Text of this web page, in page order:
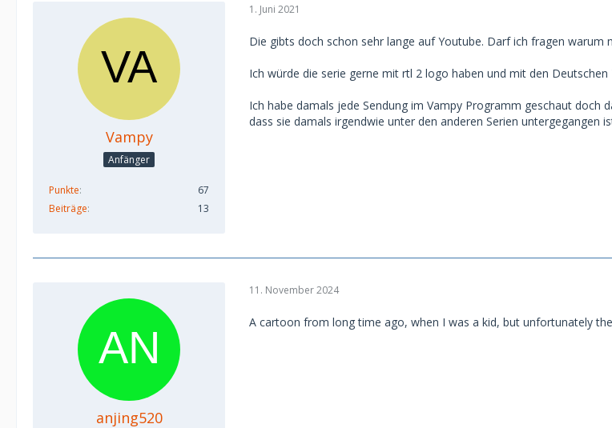
Vampy
Anfänger
Punkte
67
Beiträge
13
1. Juni 2021
Die gibts doch schon sehr lange auf Youtube. Darf ich fragen
Ich würde die serie gerne mit rtl 2 logo haben und mit den Deutschen
Ich habe damals jede Sendung im Vampy Programm geschaut doch
dass sie damals irgendwie unter den anderen Serien untergegangen
anjing520
11. November 2024
A cartoon from long time ago, when I was a kid, but unfortunately